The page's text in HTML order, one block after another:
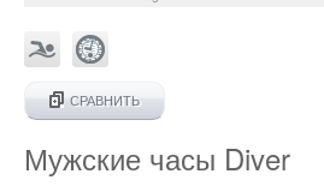
СРАВНИТЬ
Мужские часы Diver